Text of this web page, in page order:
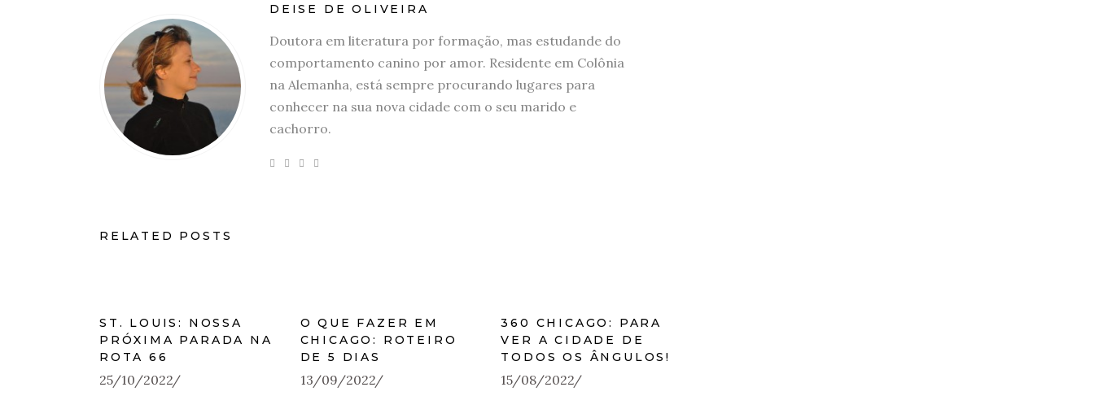
DEISE DE OLIVEIRA
Doutora em literatura por formação, mas estudande do
comportamento canino por amor. Residente em Colônia
na Alemanha, está sempre procurando lugares para
conhecer na sua nova cidade com o seu marido e
cachorro.
RELATED POSTS
ST. LOUIS: NOSSA
PRÓXIMA PARADA NA
ROTA 66
25/10/2022
O QUE FAZER EM
CHICAGO: ROTEIRO
DE 5 DIAS
13/09/2022
360 CHICAGO: PARA
VER A CIDADE DE
TODOS OS ÂNGULOS!
15/08/2022